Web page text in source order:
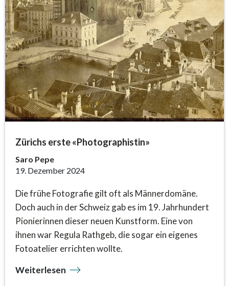
Zürichs erste «Photographistin»
Saro Pepe
19. Dezember 2024
Die frühe Fotografie gilt oft als Männerdomäne.
Doch auch in der Schweiz gab es im 19. Jahrhundert
Pionierinnen dieser neuen Kunstform. Eine von
ihnen war Regula Rathgeb, die sogar ein eigenes
Fotoatelier errichten wollte.
Weiterlesen